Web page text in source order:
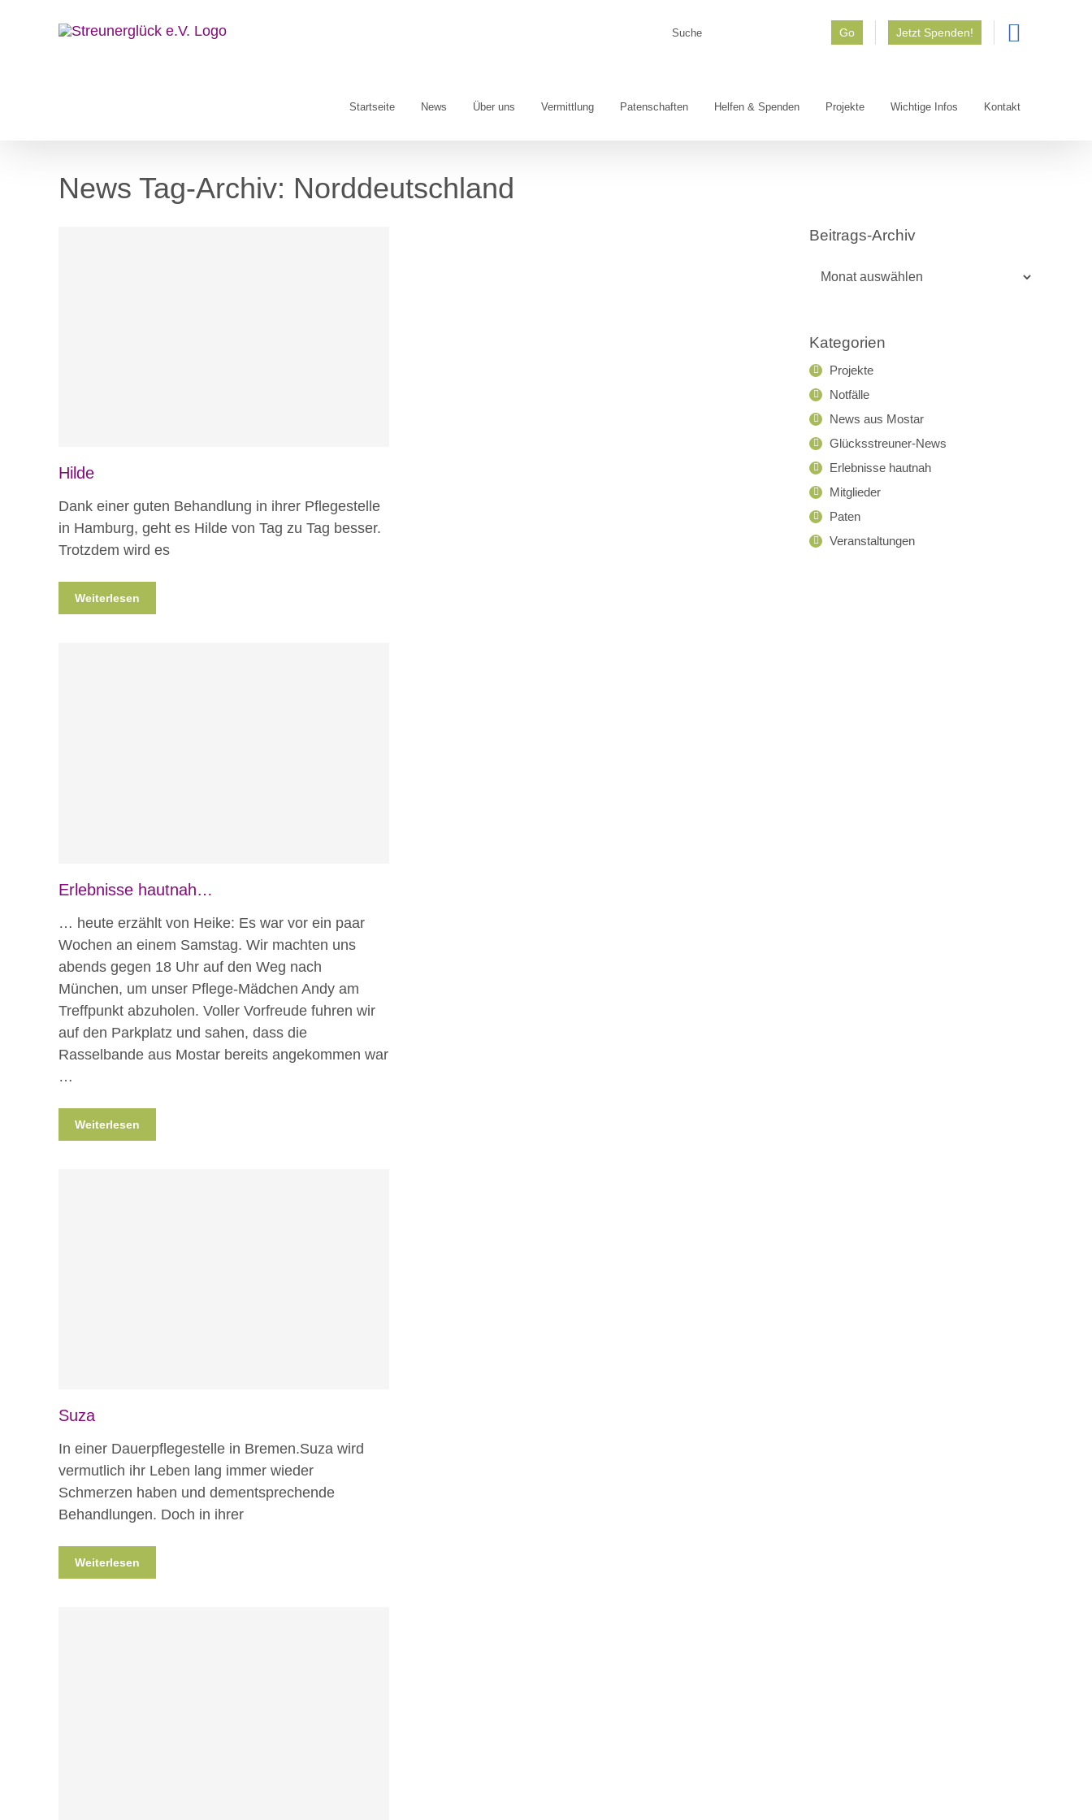
Go Jetzt Spenden!
Startseite News Über uns Vermittlung Patenschaften Helfen & Spenden Projekte Wichtige Infos Kontakt
News Tag-Archiv: Norddeutschland
Hilde
Dank einer guten Behandlung in ihrer Pflegestelle
in Hamburg, geht es Hilde von Tag zu Tag besser.
Trotzdem wird es
Weiterlesen
Erlebnisse hautnah…
… heute erzählt von Heike: Es war vor ein paar
Wochen an einem Samstag. Wir machten uns
abends gegen 18 Uhr auf den Weg nach
München, um unser Pflege-Mädchen Andy am
Treffpunkt abzuholen. Voller Vorfreude fuhren wir
auf den Parkplatz und sahen, dass die
Rasselbande aus Mostar bereits angekommen war
…
Weiterlesen
Suza
In einer Dauerpflegestelle in Bremen.Suza wird
vermutlich ihr Leben lang immer wieder
Schmerzen haben und dementsprechende
Behandlungen. Doch in ihrer
Weiterlesen
Beitrags-Archiv
Kategorien
Projekte
Notfälle
News aus Mostar
Glücksstreuner-News
Erlebnisse hautnah
Mitglieder
Paten
Veranstaltungen